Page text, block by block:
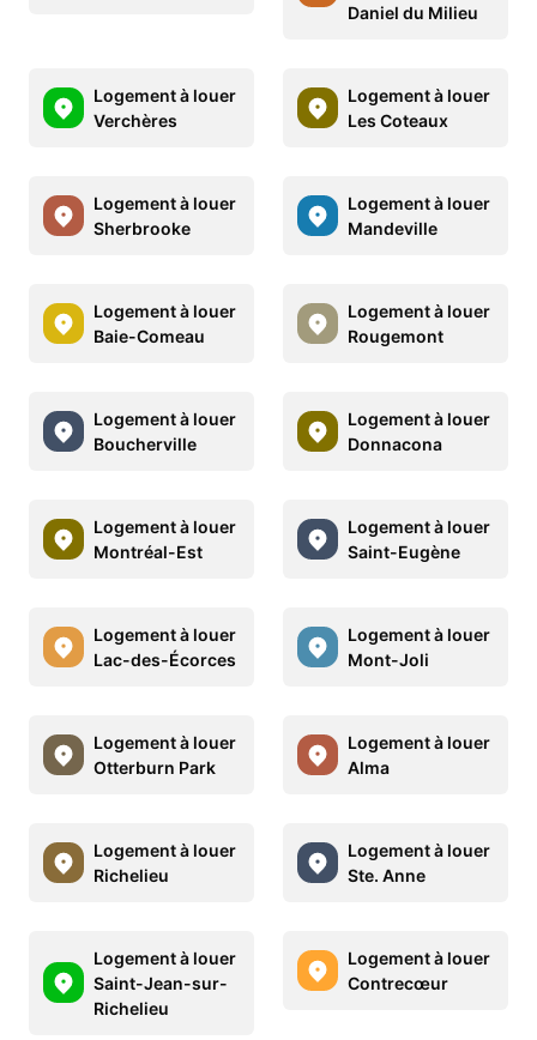
Daniel du Milieu
Logement à louer
Verchères
Logement à louer
Les Coteaux
Logement à louer
Sherbrooke
Logement à louer
Mandeville
Logement à louer
Baie-Comeau
Logement à louer
Rougemont
Logement à louer
Boucherville
Logement à louer
Donnacona
Logement à louer
Montréal-Est
Logement à louer
Saint-Eugène
Logement à louer
Lac-des-Écorces
Logement à louer
Mont-Joli
Logement à louer
Otterburn Park
Logement à louer
Alma
Logement à louer
Richelieu
Logement à louer
Ste. Anne
Logement à louer
Saint-Jean-sur-
Richelieu
Logement à louer
Contrecœur